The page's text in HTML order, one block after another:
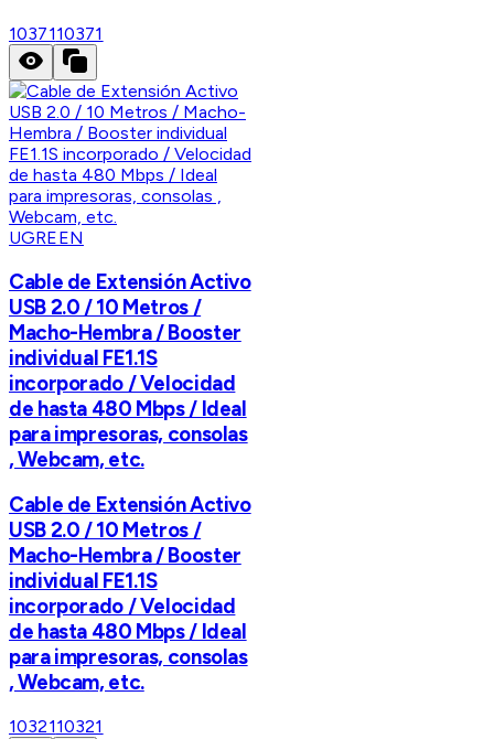
1037110371
UGREEN
Cable de Extensión Activo
USB 2.0 / 10 Metros /
Macho-Hembra / Booster
individual FE1.1S
incorporado / Velocidad
de hasta 480 Mbps / Ideal
para impresoras, consolas
, Webcam, etc.
Cable de Extensión Activo
USB 2.0 / 10 Metros /
Macho-Hembra / Booster
individual FE1.1S
incorporado / Velocidad
de hasta 480 Mbps / Ideal
para impresoras, consolas
, Webcam, etc.
1032110321